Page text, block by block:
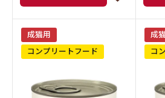
成猫用
コンプリートフード
成
コ